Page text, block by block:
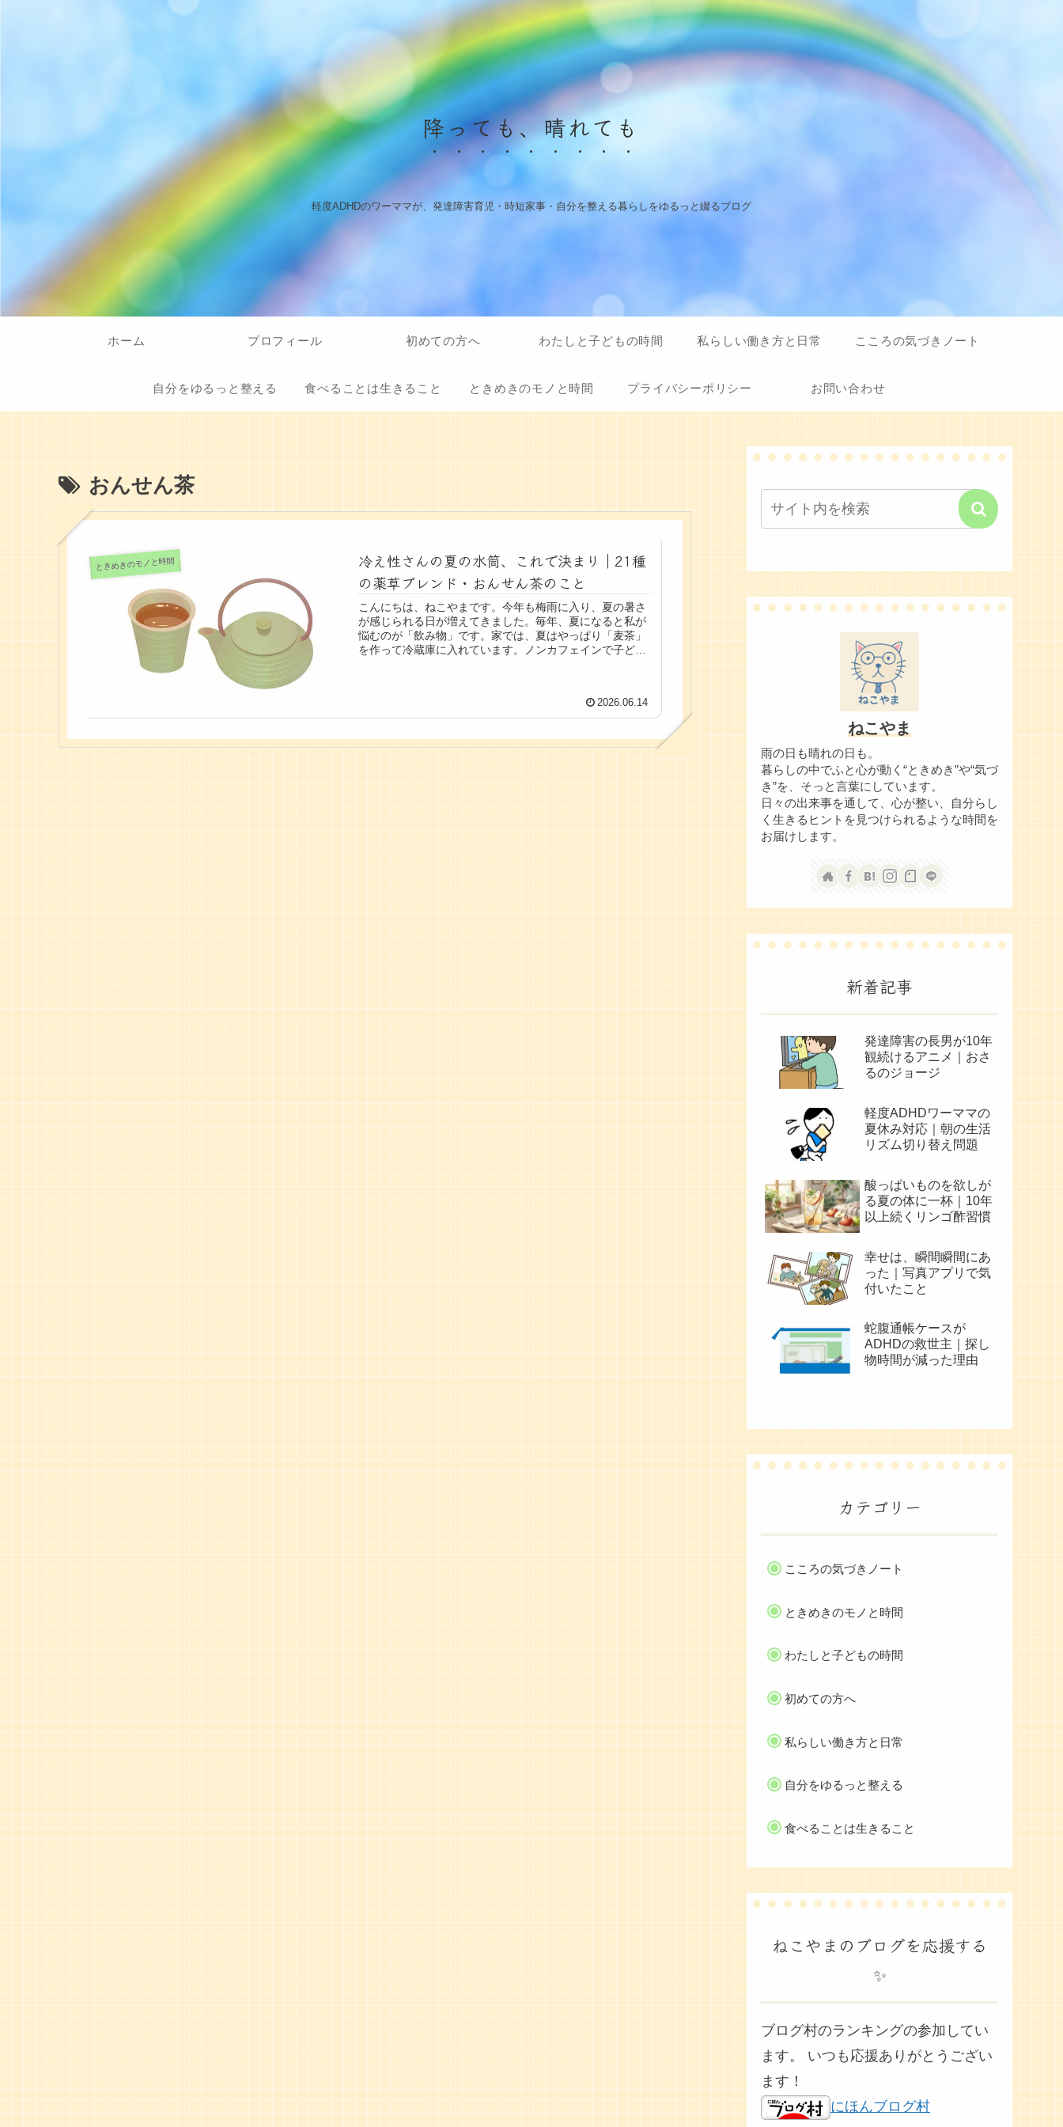
降っても、晴れても
軽度ADHDのワーママが、発達障害育児・時短家事・自分を整える暮らしをゆるっと綴るブログ
ホーム プロフィール 初めての方へ わたしと子どもの時間 私らしい働き方と日常 こころの気づきノート
自分をゆるっと整える 食べることは生きること ときめきのモノと時間 プライバシーポリシー お問い合わせ
おんせん茶
ときめきのモノと時間
冷え性さんの夏の水筒、これで決まり｜21種
の薬草ブレンド・おんせん茶のこと
こんにちは、ねこやまです。今年も梅雨に入り、夏の暑さ
が感じられる日が増えてきました。毎年、夏になると私が
悩むのが「飲み物」です。家では、夏はやっぱり「麦茶」
を作って冷蔵庫に入れています。ノンカフェインで子ども
2026.06.14
ねこやま
雨の日も晴れの日も。
暮らしの中でふと心が動く“ときめき”や“気づ
き”を、そっと言葉にしています。
日々の出来事を通して、心が整い、自分らし
く生きるヒントを見つけられるような時間を
お届けします。
新着記事
発達障害の長男が10年
観続けるアニメ｜おさ
るのジョージ
軽度ADHDワーママの
夏休み対応｜朝の生活
リズム切り替え問題
酸っぱいものを欲しが
る夏の体に一杯｜10年
以上続くリンゴ酢習慣
幸せは、瞬間瞬間にあ
った｜写真アプリで気
付いたこと
蛇腹通帳ケースが
ADHDの救世主｜探し
物時間が減った理由
カテゴリー
こころの気づきノート
ときめきのモノと時間
わたしと子どもの時間
初めての方へ
私らしい働き方と日常
自分をゆるっと整える
食べることは生きること
ねこやまのブログを応援する
✨
ブログ村のランキングの参加してい
ます。 いつも応援ありがとうござい
ます！
にほんブログ村